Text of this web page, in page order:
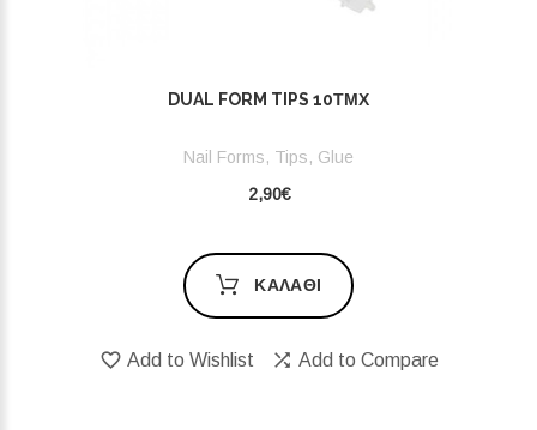
DUAL FORM TIPS 10ΤΜΧ
Nail Forms, Tips, Glue
2,90€
ΚΑΛΆΘΙ
Add to Wishlist Add to Compare